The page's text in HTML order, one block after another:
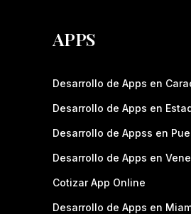
APPS
Desarrollo de Apps en
Desarrollo de Apps en
Desarrollo de Appss en
Desarrollo de Apps en
Cotizar App Online
Desarrollo de Apps en